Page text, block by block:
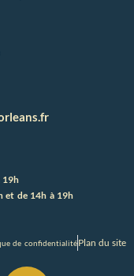
19h
et de 14h à 19h
de confidentialitéPlan du site